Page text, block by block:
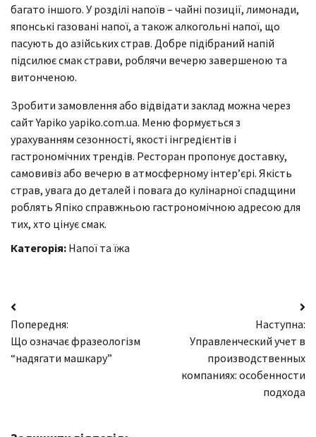
багато іншого. У розділі напоїв – чайні позиції, лимонади,
японські газовані напої, а також алкогольні напої, що
пасують до азійських страв. Добре підібраний напій
підсилює смак страви, роблячи вечерю завершеною та
витонченою.
Зробити замовлення або відвідати заклад можна через
сайт Yapiko yapiko.com.ua. Меню формується з
урахуванням сезонності, якості інгредієнтів і
гастрономічних трендів. Ресторан пропонує доставку,
самовивіз або вечерю в атмосферному інтер’єрі. Якість
страв, увага до деталей і повага до кулінарної спадщини
роблять Япіко справжньою гастрономічною адресою для
тих, хто цінує смак.
Категорія: Напої та їжа
Навігація
записів
Попередня:
Що означає фразеологізм
“надягати машкару”
Наступна:
Управленческий учет в
производственных
компаниях: особенности
подхода